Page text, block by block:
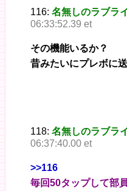
116: 名無しのラブラ
06:33:52.39 et
その機能いるか？
昔みたいにプレボに
118: 名無しのラブラ
06:37:40.00 et
>>116
毎回50タップして部